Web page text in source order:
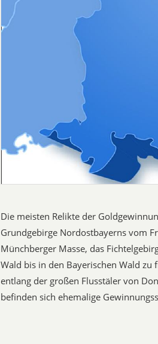
Die meisten Relikte der
Grundgebirge Nordostbayerns vom
Münchberger Masse, das
Wald bis in den Bayerischen Wald zu
entlang der großen Flusstäler von
befinden sich ehemalige